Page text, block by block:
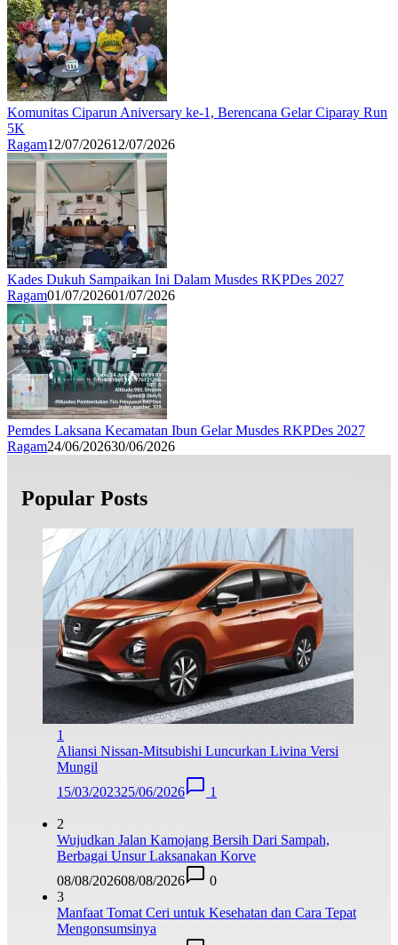
Komunitas Ciparun Aniversary ke-1, Berencana Gelar Ciparay Run
5K
Ragam12/07/202612/07/2026
Kades Dukuh Sampaikan Ini Dalam Musdes RKPDes 2027
Ragam01/07/202601/07/2026
Pemdes Laksana Kecamatan Ibun Gelar Musdes RKPDes 2027
Ragam24/06/202630/06/2026
Popular Posts
1
Aliansi Nissan-Mitsubishi Luncurkan Livina Versi
Mungil
15/03/202325/06/2026 1
2
Wujudkan Jalan Kamojang Bersih Dari Sampah,
Berbagai Unsur Laksanakan Korve
08/08/202608/08/2026
0
3
Manfaat Tomat Ceri untuk Kesehatan dan Cara Tepat
Mengonsumsinya